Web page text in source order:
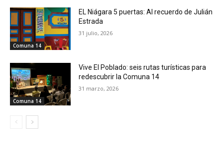
Comuna 14
EL Niágara 5 puertas: Al recuerdo de Julián
Estrada
31 julio, 2026
Comuna 14
Vive El Poblado: seis rutas turísticas para
redescubrir la Comuna 14
31 marzo, 2026